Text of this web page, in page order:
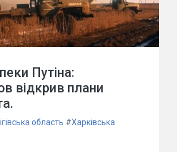
Путіна:
відкрив плани
область #Харківська